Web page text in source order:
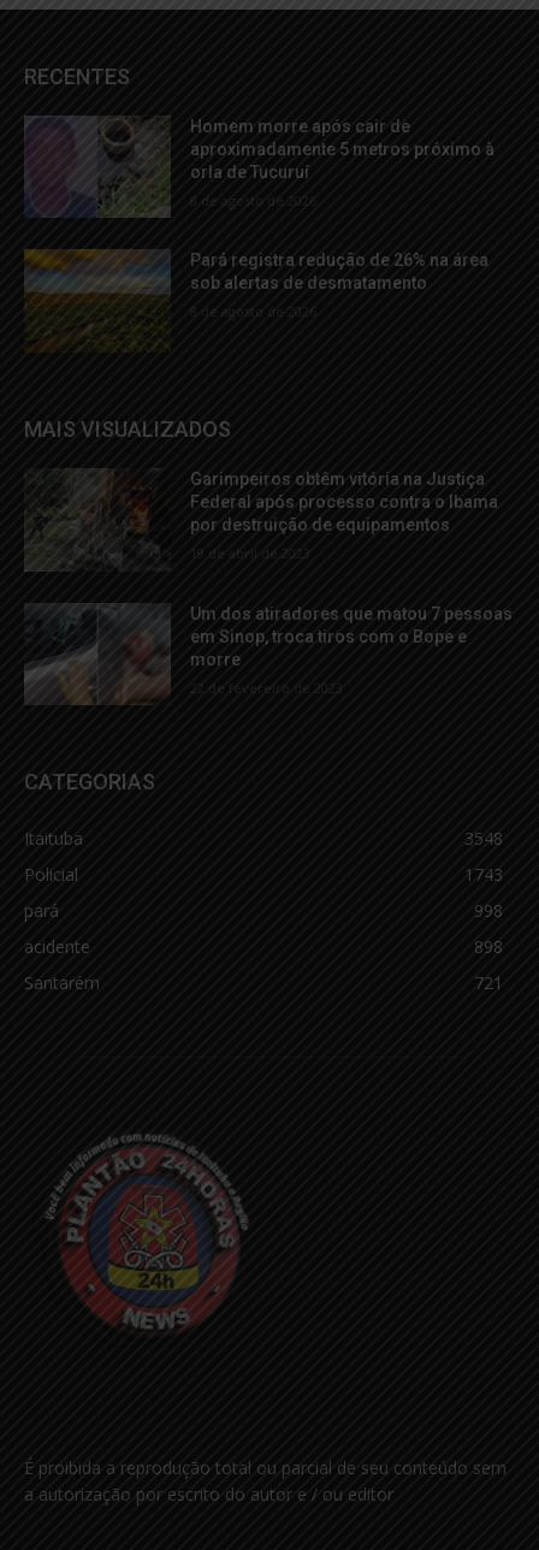
RECENTES
Homem morre após cair de
aproximadamente 5 metros próximo à
orla de Tucuruí
8 de agosto de 2026
Pará registra redução de 26% na área
sob alertas de desmatamento
8 de agosto de 2026
MAIS VISUALIZADOS
Garimpeiros obtêm vitória na Justiça
Federal após processo contra o Ibama
por destruição de equipamentos
19 de abril de 2023
Um dos atiradores que matou 7 pessoas
em Sinop, troca tiros com o Bope e
morre
22 de fevereiro de 2023
CATEGORIAS
Itaituba
3548
Policial
1743
pará
998
acidente
898
Santarém
721
É proibida a reprodução total ou parcial de seu conteúdo sem
a autorização por escrito do autor e / ou editor